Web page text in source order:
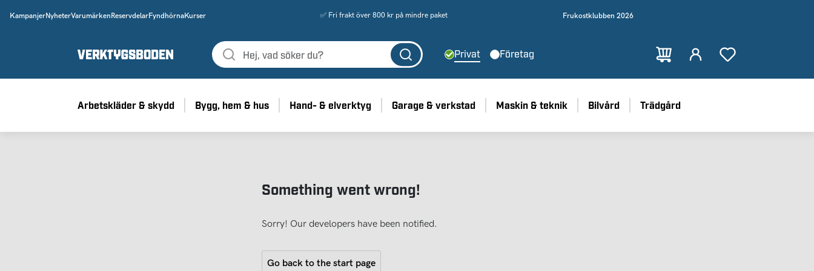
KampanjerNyheterVarumärken ReservdelarFyndhörnaKurser ✅ Fri frakt över 800 kr på mindre paket Frukostklubben 2026
Privat Företag
Arbetskläder & skydd Bygg, hem & hus Hand- & elverktyg Garage & verkstad Maskin & teknik Bilvård Trädgård
Something went wrong!
Sorry! Our developers have been notified.
Go back to the start page